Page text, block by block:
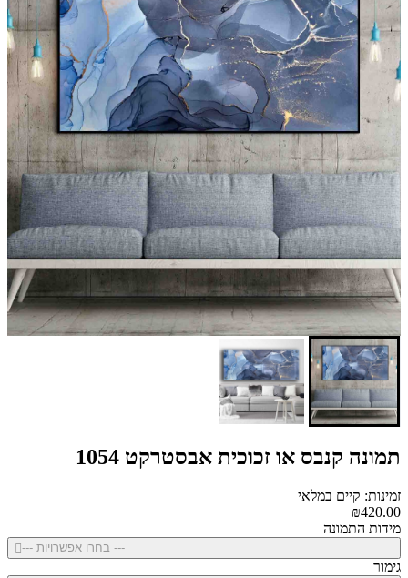
תמונה קנבס או זכוכית אבסטרקט 1054
זמינות: קיים במלאי
₪420.00
מידות התמונה
--- בחרו אפשרויות ---
גימור